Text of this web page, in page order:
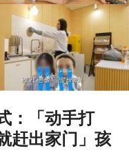
：「动手打
赶出家门」孩